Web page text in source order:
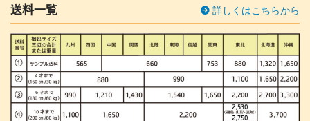
送料一覧 詳しくはこちらから